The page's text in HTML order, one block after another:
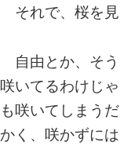
それで、桜を見
自由とか、そ
咲いてるわけじ
も咲いてしまう
かく、咲かずに